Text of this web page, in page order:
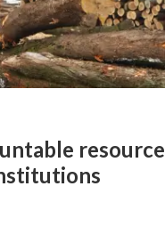
resource